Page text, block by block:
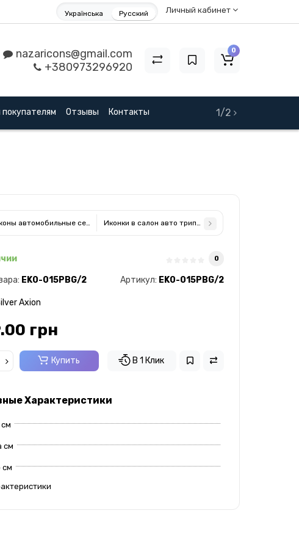
Личный кабинет
Українська Русский
nazaricons@gmail.com
+380973296920
0
Отзывы Контакты 1/2
0
EK0-015PBG/2 Артикул: EK0-015PBG/2
Axion
грн
Купить В 1 Клик
Характеристики
см
см